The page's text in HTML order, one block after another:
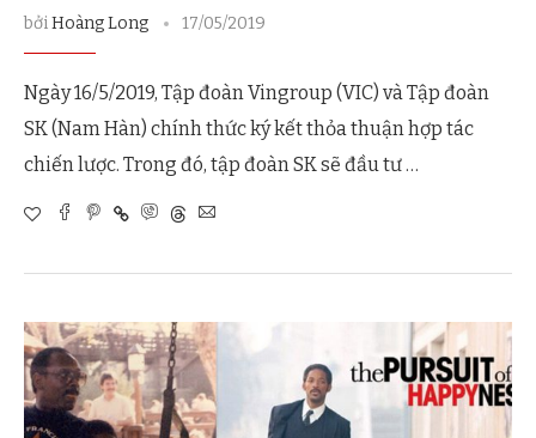
bởiHoàng Long 17/05/2019
Ngày 16/5/2019, Tập đoàn Vingroup (VIC) và Tập đoàn
SK (Nam Hàn) chính thức ký kết thỏa thuận hợp tác
chiến lược. Trong đó, tập đoàn SK sẽ đầu tư …